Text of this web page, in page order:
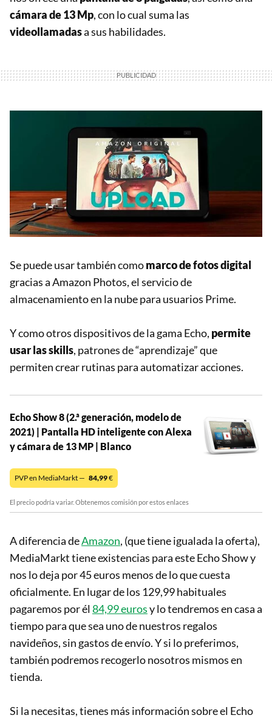
cámara de 13 Mp, con lo cual suma las
videollamadasa sus habilidades.
Se puede usar también comomarco de fotos digital
gracias a Amazon Photos, el servicio de
almacenamiento en la nube para usuarios Prime.
Y como otros dispositivos de la gama Echo, permite
usar las skills, patrones de “aprendizaje” que
permiten crear rutinas para automatizar acciones.
Echo Show 8 (2.ª generación, modelo de
2021) | Pantalla HD inteligente con Alexa
y cámara de 13 MP | Blanco
PVP en MediaMarkt — 84,99€
El precio podría variar. Obtenemos comisión por estos enlaces
A diferencia deAmazon, (que tiene igualada la oferta),
MediaMarkt tiene existencias para este Echo Show y
nos lo deja por 45 euros menos de lo que cuesta
oficialmente. En lugar de los 129,99 habituales
pagaremos por él 84,99 eurosy lo tendremos en casa a
tiempo para que sea uno de nuestros regalos
navideños, sin gastos de envío. Y si lo preferimos,
también podremos recogerlo nosotros mismos en
tienda.
Si la necesitas, tienes más información sobre el Echo